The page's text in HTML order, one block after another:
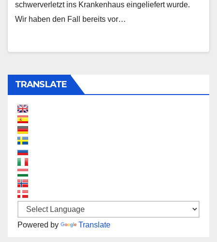
schwerverletzt ins Krankenhaus eingeliefert wurde.
Wir haben den Fall bereits vor…
TRANSLATE
Powered by Translate